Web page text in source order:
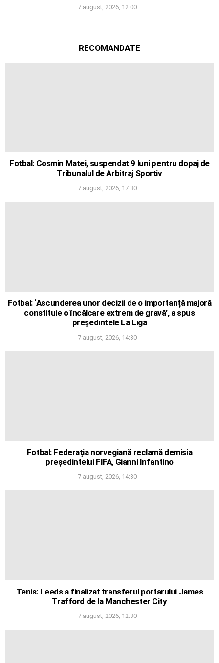
7 august, 2026, 12:00
RECOMANDATE
Fotbal: Cosmin Matei, suspendat 9 luni pentru dopaj de
Tribunalul de Arbitraj Sportiv
7 august, 2026, 17:30
Fotbal: ‘Ascunderea unor decizii de o importanță majoră
constituie o încălcare extrem de gravă’, a spus
președintele La Liga
7 august, 2026, 14:30
Fotbal: Federația norvegiană reclamă demisia
președintelui FIFA, Gianni Infantino
7 august, 2026, 14:30
Tenis: Leeds a finalizat transferul portarului James
Trafford de la Manchester City
7 august, 2026, 12:30